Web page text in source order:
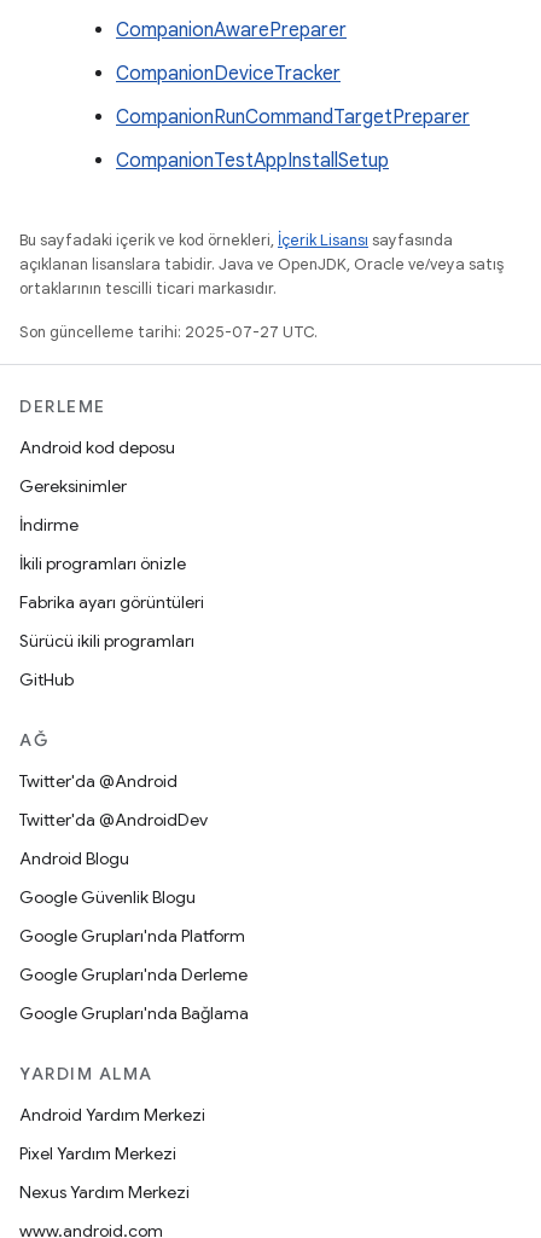
CompanionAwarePreparer
CompanionDeviceTracker
CompanionRunCommandTargetPreparer
CompanionTestAppInstallSetup
Bu sayfadaki içerik ve kod örnekleri, İçerik Lisansı sayfasında
açıklanan lisanslara tabidir. Java ve OpenJDK, Oracle ve/veya satış
ortaklarının tescilli ticari markasıdır.
Son güncelleme tarihi: 2025-07-27 UTC.
DERLEME
Android kod deposu
Gereksinimler
İndirme
İkili programları önizle
Fabrika ayarı görüntüleri
Sürücü ikili programları
GitHub
AĞ
Twitter'da @Android
Twitter'da @AndroidDev
Android Blogu
Google Güvenlik Blogu
Google Grupları'nda Platform
Google Grupları'nda Derleme
Google Grupları'nda Bağlama
YARDIM ALMA
Android Yardım Merkezi
Pixel Yardım Merkezi
Nexus Yardım Merkezi
www.android.com